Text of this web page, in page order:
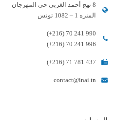
8 نهج أحمد الغربي حي المهرجان
المنزه 1 – 1082 تونس
(+216) 70 241 990
(+216) 70 241 996
(+216) 71 781 437
contact@inai.tn